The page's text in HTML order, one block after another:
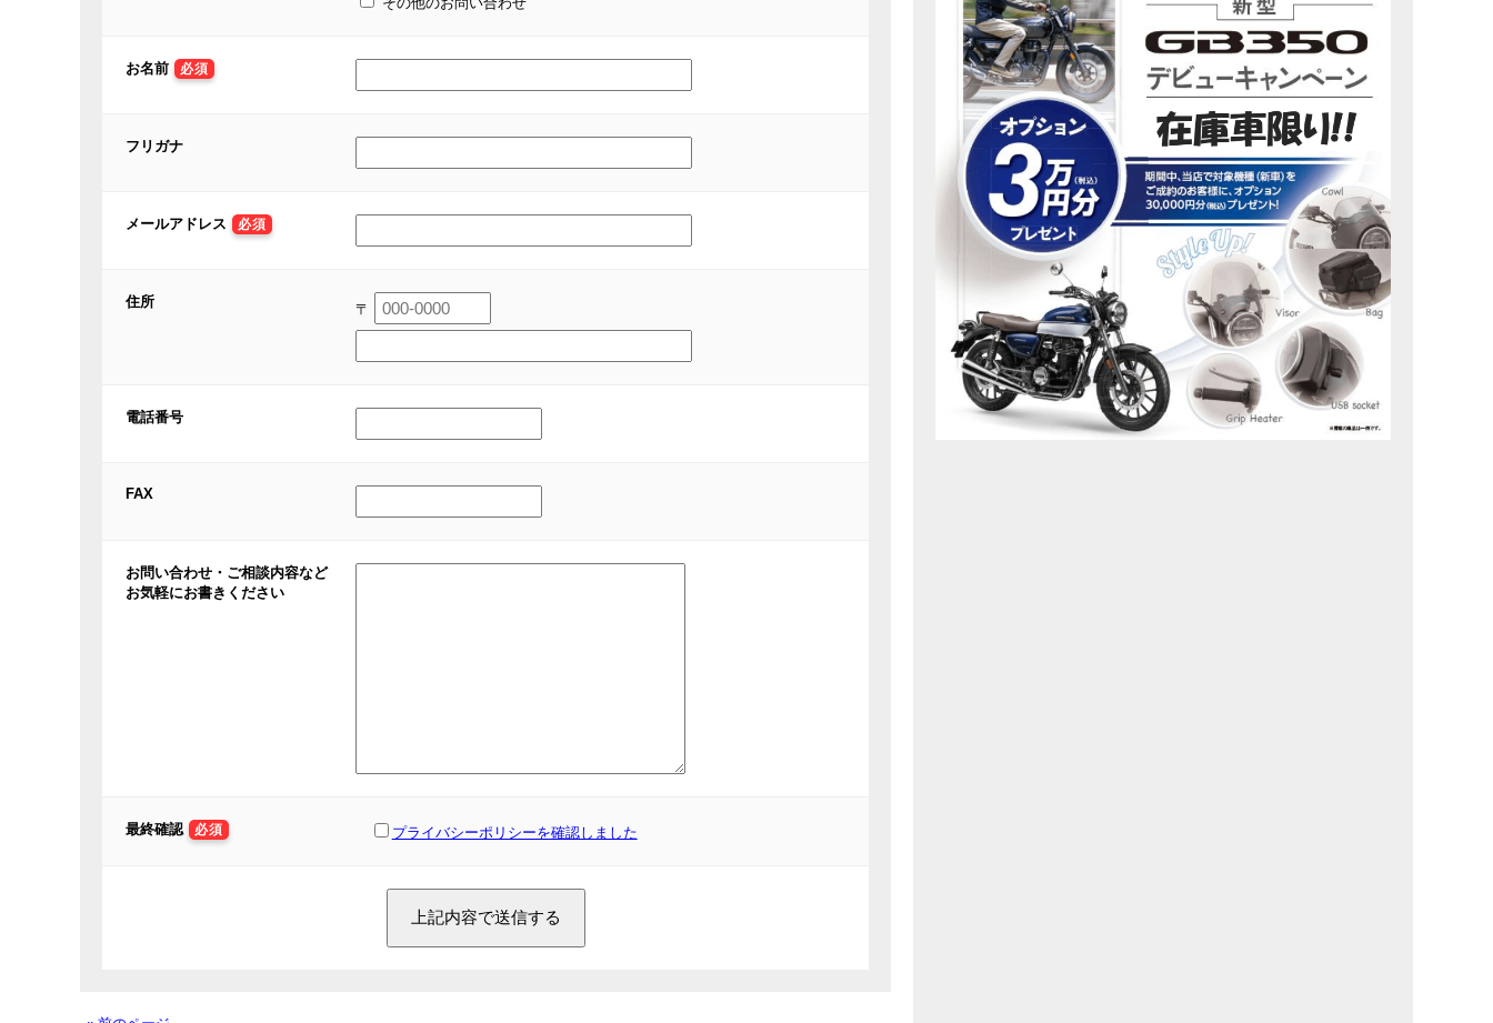
お名前 必須
フリガナ
メールアドレス 必須
住所 〒
電話番号
FAX
お問い合わせ・ご相談内容など
お気軽にお書きください
最終確認 必須 プライバシーポリシーを確認しました